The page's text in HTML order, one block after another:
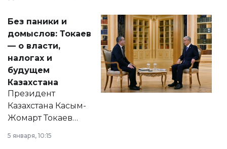
Без паники и
домыслов: Токаев
— о власти,
налогах и
будущем
Казахстана
Президент
Казахстана Касым-
Жомарт Токаев
сразу несколько
5 января, 10:15